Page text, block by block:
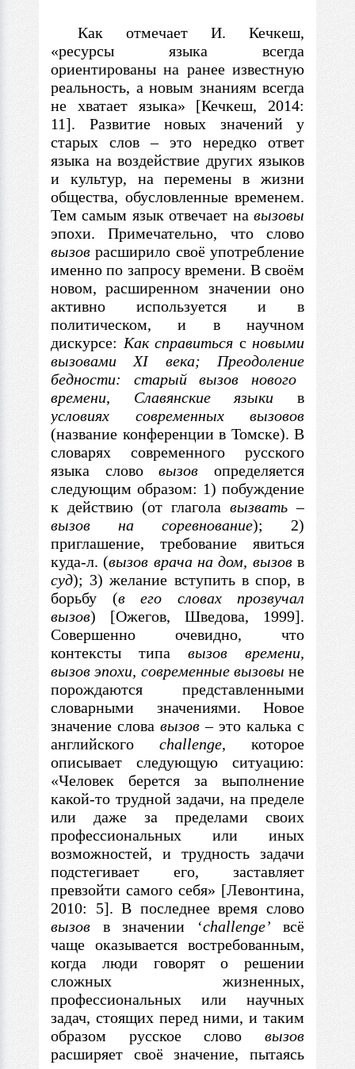
Как отмечает И. Кечкеш,
«ресурсы языка всегда
ориентированы на ранее известную
реальность, а новым знаниям всегда
не хватает языка» [Кечкеш, 2014:
11]. Развитие новых значений у
старых слов –это нередко ответ
языка на воздействие других языков
и культур, на перемены вжизни
общества, обусловленные временем.
Тем самым язык отвечает на вызовы
эпохи. Примечательно, что слово
вызов расширило своё употребление
именно по запросу времени. Всвоём
новом, расширенном значении оно
активно используется и в
политическом, и в
научном
дискурсе: Как справиться с новыми
вызовами XI века; Преодоление
бедности: старый вызов нового
времени, Славянские языки в
условиях современныхвызовов
(название конференциив Томске). В
словарях современного русского
языка слововызов определяется
следующим образом: 1) побуждение
к действию (от глагола вызвать –
вызов на соревнование); 2)
приглашение, требование явиться
куда-л. (вызов врача на дом, вызовв
суд); 3) желание вступитьв спор, в
борьбу (в его словах прозвучал
вызов) [Ожегов, Шведова, 1999].
Совершенно очевидно, что
контексты типа вызов времени,
вызов эпохи, современные вызовы не
порождаются представленными
словарными значениями. Новое
значение слова вызов –это калька с
английского challenge, которое
описывает следующую ситуацию:
«Человек берется за выполнение
какой-то трудной задачи, на пределе
или даже за пределами своих
профессиональных или иных
возможностей, и трудность задачи
подстегивает его, заставляет
превзойти самого себя» [Левонтина,
2010: 5]. В последнее время слово
вызов в значении ‘challenge’ всё
чаще оказывается востребованным,
когда люди говорят о решении
сложных жизненных,
профессиональных или научных
задач, стоящих перед ними, и таким
образом русское слово вызов
расширяет своё значение, пытаясь